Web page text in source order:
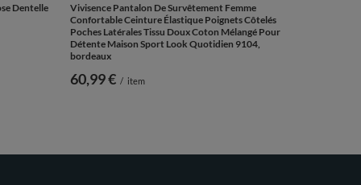
Dentelle
Vivisence Pantalon De Survêtement Femme
Confortable Ceinture Élastique Poignets Côtelés
Poches Latérales Tissu Doux Coton Mélangé Pour
Détente Maison Sport Look Quotidien 9104,
bordeaux
60,99 € / item